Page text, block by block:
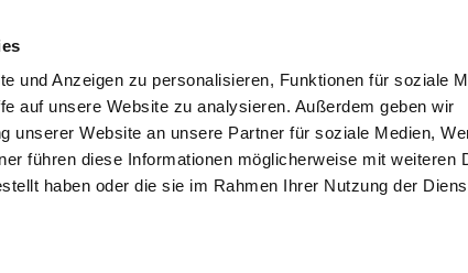
und Anzeigen zu personalisieren, Funktionen für soziale
auf unsere Website zu analysieren. Außerdem geben wir
unserer Website an unsere Partner für soziale Medien,
führen diese Informationen möglicherweise mit weiteren
haben oder die sie im Rahmen Ihrer Nutzung der
SUCHEN TIPPS & HILFE DAS